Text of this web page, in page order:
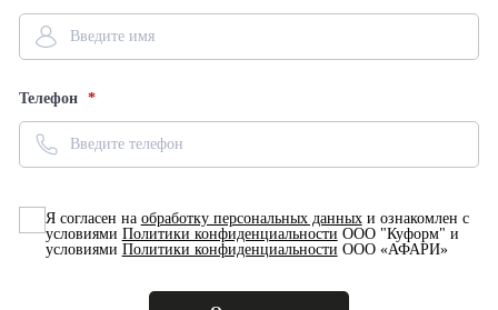
Телефон
Я согласен на обработку персональных данныхи ознакомлен с
условиями Политики конфиденциальности ООО "Куформ" и
условиями Политики конфиденциальности ООО «АФАРИ»